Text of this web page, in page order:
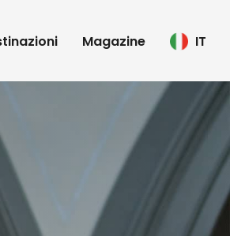
Magazine IT